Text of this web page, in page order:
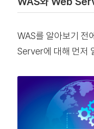
WAS를 알아보기 전
Server에 대해 먼저